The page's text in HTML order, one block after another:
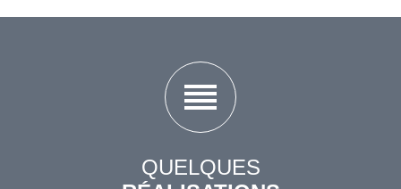
reorder
QUELQUES